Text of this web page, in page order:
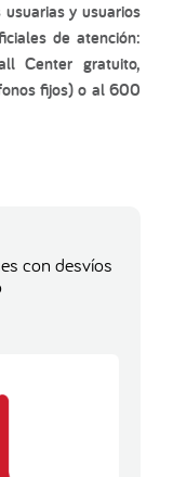
y usuarios
de atención:
Center gratuito,
fijos) o al 600
con desvíos